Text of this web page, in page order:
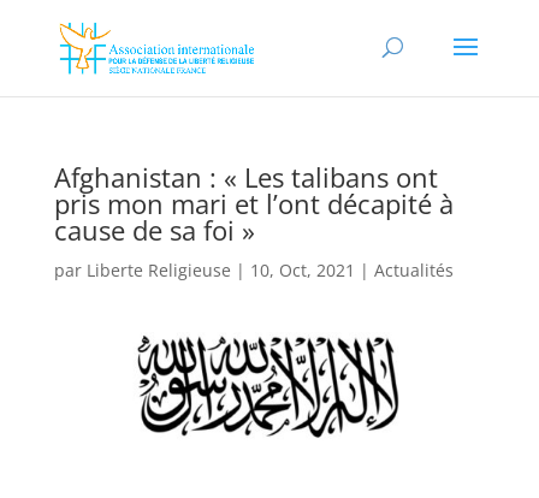
Afghanistan : « Les talibans ont
pris mon mari et l’ont décapité à
cause de sa foi »
par Liberte Religieuse | 10, Oct, 2021 | Actualités